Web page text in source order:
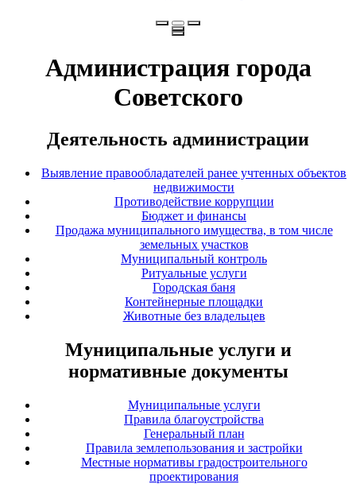
Администрация города
Советского
Деятельность администрации
Выявление правообладателей ранее учтенных объектов
недвижимости
Противодействие коррупции
Бюджет и финансы
Продажа муниципального имущества, в том числе
земельных участков
Муниципальный контроль
Ритуальные услуги
Городская баня
Контейнерные площадки
Животные без владельцев
Муниципальные услуги и
нормативные документы
Муниципальные услуги
Правила благоустройства
Генеральный план
Правила землепользования и застройки
Местные нормативы градостроительного
проектирования